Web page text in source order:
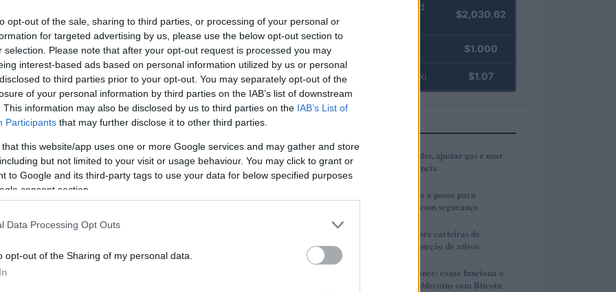
opt-out of the sale, sharing to third parties, or processing of your personal or
for targeted advertising by us, please use the below opt-out section to
selection. Please note that after your opt-out request is processed you may
interest-based ads based on personal information utilized by us or personal
to third parties prior to your opt-out. You may separately opt-out of the
of your personal information by third parties on the IAB’s list of downstream
This information may also be disclosed by us to third parties on the IAB’s List of
Participants that may further disclose it to other third parties.
that this website/app uses one or more Google services and may gather and store
but not limited to your visit or usage behaviour. You may click to grant or
to Google and its third-party tags to use your data for below specified purposes
consent section.
Data Processing Opt Outs
opt-out of the Sharing of my personal data.
mercado de0e está sendo negociado em torno de
kpk ETH Yield
$2,030.62
$1.000
(USDEX) $1.07
1
Como escolher redes, ajustar gas e usar
bridges com eficiência
2
Cold wallets: passo a passo para
configurar e usar com segurança
3
Guia completo sobre carteiras de
autocustódia e proteção de ativos
Lite Loan da Binance: como funciona o
empréstimo de stablecoins com Bitcoin